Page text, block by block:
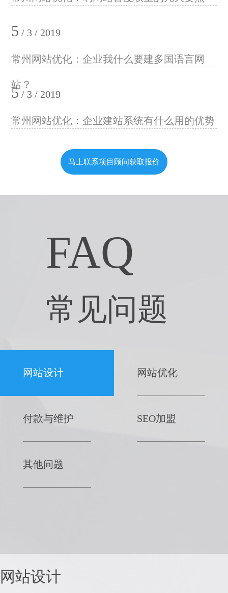
5 / 3 / 2019
常州网站优化：企业我什么要建多国语言网
站？
5 / 3 / 2019
常州网站优化：企业建站系统有什么用的优势
马上联系项目顾问获取报价
FAQ
常见问题
网站设计 网站优化
付款与维护 SEO加盟
其他问题
网站设计